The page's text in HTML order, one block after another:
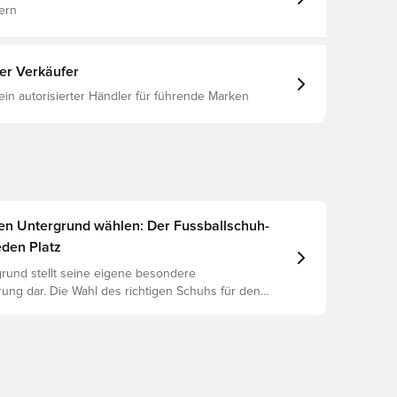
für den Einsatz auf natürlichem, festem Rasen.
Verkäufer
autorisierter Händler für führende Marken
Untergrund wählen: Der Fussballschuh-
Platz
stellt seine eigene besondere
dar. Die Wahl des richtigen Schuhs für den